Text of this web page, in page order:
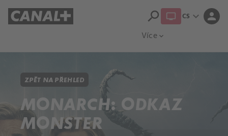
Více expand_more
search CS expand_more person
ZPĚT NA PŘEHLED
MONARCH: ODKAZ
MONSTER